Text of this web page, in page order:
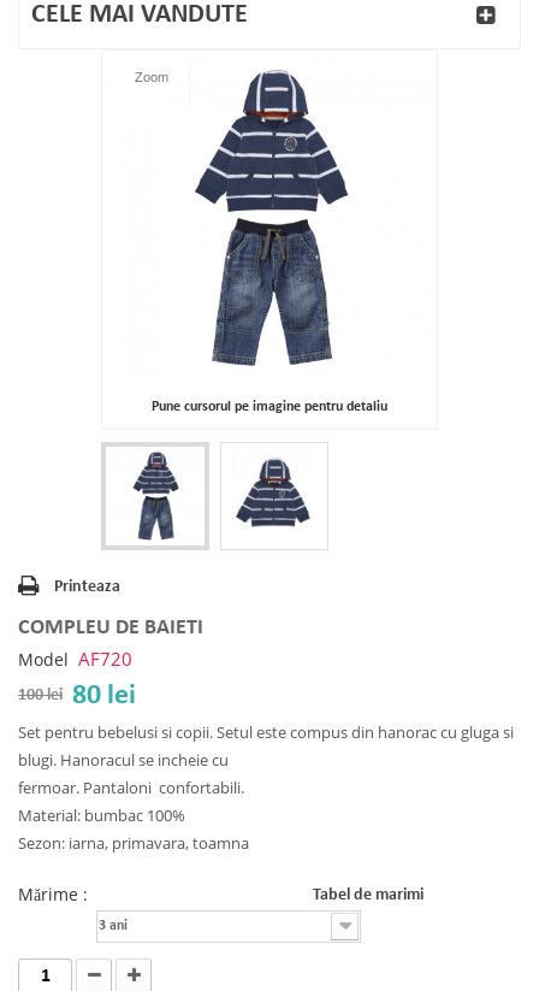
CELE MAI VANDUTE
Zoom
Pune cursorul pe imagine pentru detaliu
Printeaza
COMPLEU DE BAIETI
Model AF720
100 lei 80 lei
Set pentru bebelusi si copii. Setul este compus din hanorac cu gluga si
blugi. Hanoracul se incheie cu
fermoar. Pantaloni confortabili.
Material: bumbac 100%
Sezon: iarna, primavara, toamna
Mărime : Tabel de marimi
3 ani